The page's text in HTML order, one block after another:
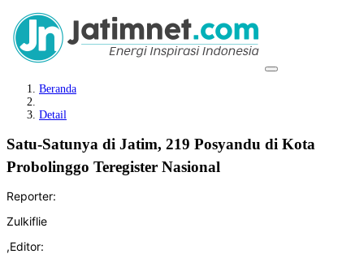
Beranda
Detail
Satu-Satunya di Jatim, 219 Posyandu di Kota
Probolinggo Teregister Nasional
Reporter:
Zulkiflie
,Editor: